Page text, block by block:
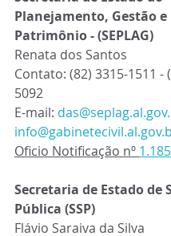
Planejamento, Gestão e
Patrimônio - (SEPLAG)
Renata dos Santos
Contato: (82) 3315-1511 -
5092
E-mail:
Oficio Notificação nº
Secretaria de Estado de
Pública (SSP)
Flávio Saraiva da Silva